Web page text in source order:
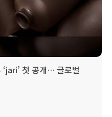
첫 공개… 글로벌